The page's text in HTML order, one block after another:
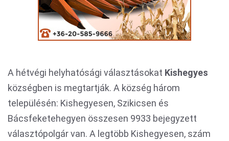
A hétvégi helyhatósági választásokat Kishegyes
községben is megtartják. A község három
településén: Kishegyesen, Szikicsen és
Bácsfeketehegyen összesen 9933 bejegyzett
választópolgár van. A legtöbb Kishegyesen, szám